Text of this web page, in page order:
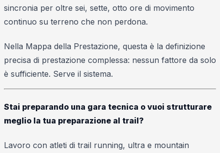
sincronia per oltre sei, sette, otto ore di movimento
continuo su terreno che non perdona.
Nella Mappa della Prestazione, questa è la definizione
precisa di prestazione complessa: nessun fattore da solo
è sufficiente. Serve il sistema.
Stai preparando una gara tecnica o vuoi strutturare
meglio la tua preparazione al trail?
Lavoro con atleti di trail running, ultra e mountain